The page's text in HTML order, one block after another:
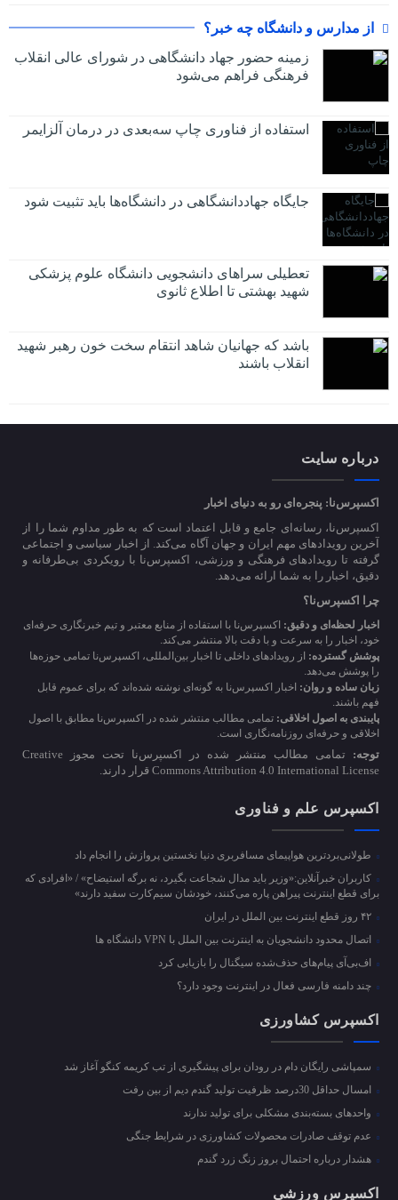
از مدارس و دانشگاه چه خبر؟
زمینه حضور جهاد دانشگاهی در شورای عالی انقلاب
فرهنگی فراهم می‌شود
استفاده از فناوری چاپ سه‌بعدی در درمان آلزایمر
جایگاه جهاددانشگاهی در دانشگاه‌ها باید تثبیت شود
تعطیلی سراهای دانشجویی دانشگاه علوم پزشکی
شهید بهشتی تا اطلاع ثانوی
باشد که جهانیان شاهد انتقام سخت خون رهبر شهید
انقلاب باشند
درباره سایت
اکسپرس‌نا: پنجره‌ای رو به دنیای اخبار
اکسپرس‌نا، رسانه‌ای جامع و قابل اعتماد است که به طور مداوم شما را از
آخرین رویدادهای مهم ایران و جهان آگاه می‌کند. از اخبار سیاسی و اجتماعی
گرفته تا رویدادهای فرهنگی و ورزشی، اکسپرس‌نا با رویکردی بی‌طرفانه و
دقیق، اخبار را به شما ارائه می‌دهد.
چرا اکسپرس‌نا؟
اخبار لحظه‌ای و دقیق: اکسپرس‌نا با استفاده از منابع معتبر و تیم خبرنگاری حرفه‌ای
خود، اخبار را به سرعت و با دقت بالا منتشر می‌کند.
پوشش گسترده: از رویدادهای داخلی تا اخبار بین‌المللی، اکسپرس‌نا تمامی حوزه‌ها
را پوشش می‌دهد.
زبان ساده و روان: اخبار اکسپرس‌نا به گونه‌ای نوشته شده‌اند که برای عموم قابل
فهم باشند.
پایبندی به اصول اخلاقی: تمامی مطالب منتشر شده در اکسپرس‌نا مطابق با اصول
اخلاقی و حرفه‌ای روزنامه‌نگاری است.
توجه:
تمامی مطالب منتشر شده در اکسپرس‌نا تحت مجوز Creative
Commons Attribution 4.0 International License قرار دارند.
اکسپرس علم و فناوری
طولانی‌بردترین هواپیمای مسافربری دنیا نخستین پروازش را انجام داد
کاربران خبرآنلاین:«وزیر باید مدال شجاعت بگیرد، نه برگه استیضاح» / «افرادی که
برای قطع اینترنت پیراهن پاره می‌کنند، خودشان سیم‌کارت سفید دارند»
۴۲ روز قطع اینترنت بین الملل در ایران
اتصال محدود دانشجویان به اینترنت بین الملل با VPN دانشگاه ها
اف‌بی‌آی پیام‌های حذف‌شده سیگنال را بازیابی کرد
چند دامنه فارسی فعال در اینترنت وجود دارد؟
اکسپرس کشاورزی
سمپاشی رایگان دام در رودان برای پیشگیری از تب کریمه کنگو آغاز شد
امسال حداقل 30درصد ظرفیت تولید گندم دیم از بین رفت
واحد‌های بسته‌بندی مشکلی برای تولید ندارند
عدم توقف صادرات محصولات کشاورزی در شرایط جنگی
هشدار درباره احتمال بروز زنگ زرد گندم
اکسپرس ورزشی